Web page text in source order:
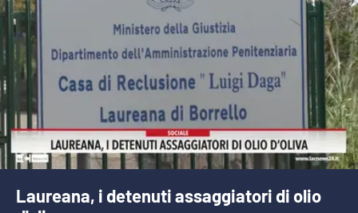
RUBRICHE
Good Morning Vietnam
Parchi Marini Calabria
Leggendo Alvaro insieme
Laureana, i detenuti assaggiatori di olio